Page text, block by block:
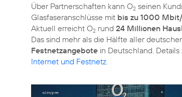
Über Partnerschaften kann O2 seinen
Glasfaseranschlüsse mit bis zu 1000
Aktuell erreicht O2 rund 24 Millionen
Das sind mehr als die Hälfte aller
Festnetzangebote in Deutschland.
Internet und Festnetz